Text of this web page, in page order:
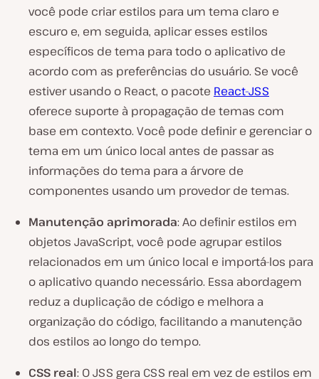
você pode criar estilos para um tema claro e
escuro e, em seguida, aplicar esses estilos
específicos de tema para todo o aplicativo de
acordo com as preferências do usuário. Se você
estiver usando o React, o pacote React-JSS
oferece suporte à propagação de temas com
base em contexto. Você pode definir e gerenciar o
tema em um único local antes de passar as
informações do tema para a árvore de
componentes usando um provedor de temas.
Manutenção aprimorada: Ao definir estilos em
objetos JavaScript, você pode agrupar estilos
relacionados em um único local e importá-los para
o aplicativo quando necessário. Essa abordagem
reduz a duplicação de código e melhora a
organização do código, facilitando a manutenção
dos estilos ao longo do tempo.
CSS real: O JSS gera CSS real em vez de estilos em